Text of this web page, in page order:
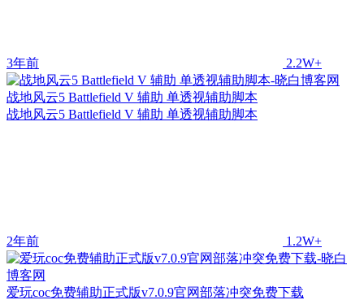
3年前 2.2W+
战地风云5 Battlefield V 辅助 单透视辅助脚本
战地风云5 Battlefield V 辅助 单透视辅助脚本
2年前 1.2W+
爱玩coc免费辅助正式版v7.0.9官网部落冲突免费下载